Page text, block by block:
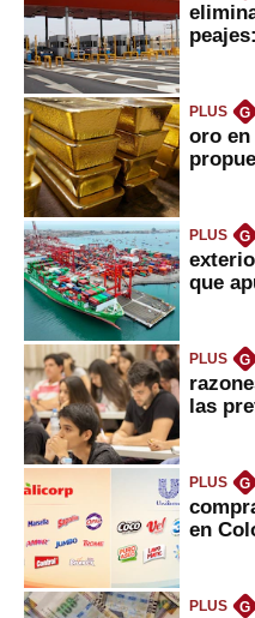
PLUS G
oro
PLUS G
que
PLUS G
las
PLUS G
en
PLUS G